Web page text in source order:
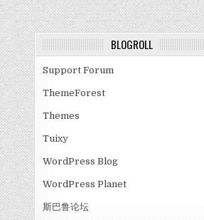
BLOGROLL
Support Forum
ThemeForest
Themes
Tuixy
WordPress Blog
WordPress Planet
斯巴鲁论坛